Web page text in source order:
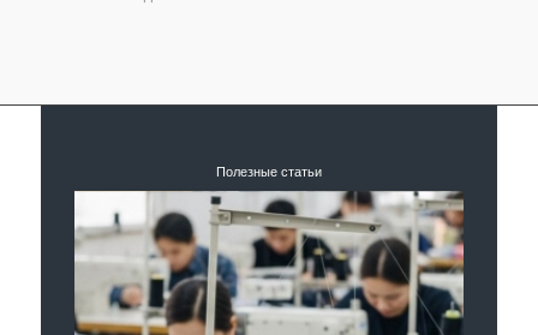
Полезные статьи